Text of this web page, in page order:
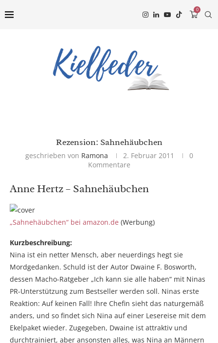
0
Rezension: Sahnehäubchen
geschrieben von Ramona 2. Februar 2011
0
Kommentare
Anne Hertz – Sahnehäubchen
„Sahnehäubchen“ bei amazon.de (Werbung)
Kurzbeschreibung:
Nina ist ein netter Mensch, aber neuerdings hegt sie
Mordgedanken. Schuld ist der Autor Dwaine F. Bosworth,
dessen Macho-Ratgeber „Ich kann sie alle haben“ mit Ninas
PR-Unterstützung zum Bestseller werden soll. Ninas erste
Reaktion: Auf keinen Fall! Ihre Chefin sieht das naturgemäß
anders, und so findet sich Nina auf einer Lesereise mit dem
Ekelpaket wieder. Zugegeben, Dwaine ist attraktiv und
durchtrainiert, aber ansonsten alles, was Nina an Männern